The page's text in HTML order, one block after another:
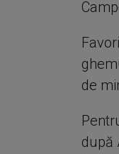
de
după